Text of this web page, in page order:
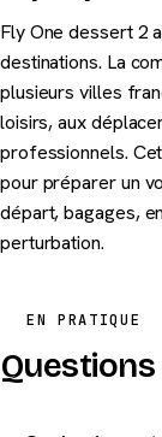
Fly One dessert 2
destinations. La
plusieurs villes
loisirs, aux
professionnels.
pour préparer un
départ, bagages,
perturbation.
EN PRATIQUE